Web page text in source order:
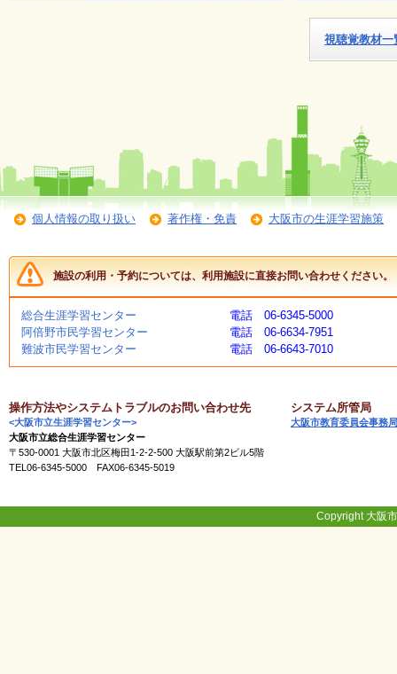
登
録
よ
く
あ
る
ご
質
問
講
師
・
イ
ラ
視聴覚教材一
個人情報の取り扱い 著作権・免責 大阪市の生涯学習施策
施設の利用・予約については、利用施設に直接お問い合わせください。
総合生涯学習センター
電話 06-6345-5000
阿倍野市民学習センター
電話 06-6634-7951
難波市民学習センター
電話 06-6643-7010
操作方法やシステムトラブルのお問い合わせ先
<大阪市立生涯学習センター>
大阪市立総合生涯学習センター
〒530-0001 大阪市北区梅田1-2-2-500 大阪駅前第2ビル5階
TEL06-6345-5000 FAX06-6345-5019
システム所管局
大阪市教育委員会事務局
Copyright 大阪